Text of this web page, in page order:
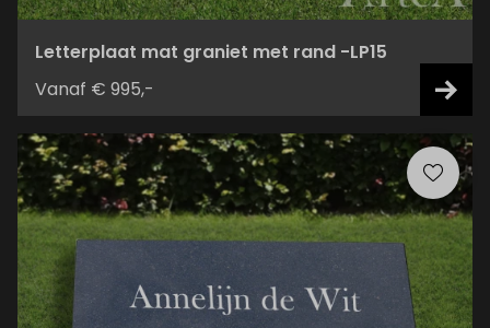
Letterplaat mat graniet met rand -LP15
Vanaf € 995,-